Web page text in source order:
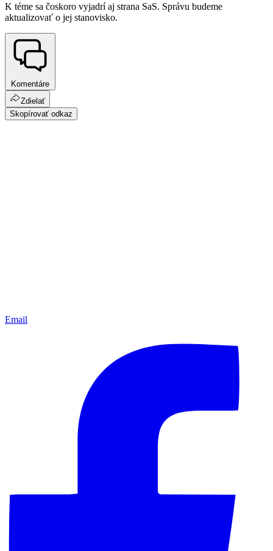
K téme sa čoskoro vyjadrí aj strana SaS. Správu budeme
aktualizovať o jej stanovisko.
Komentáre
Zdielať
Skopírovať odkaz
Email